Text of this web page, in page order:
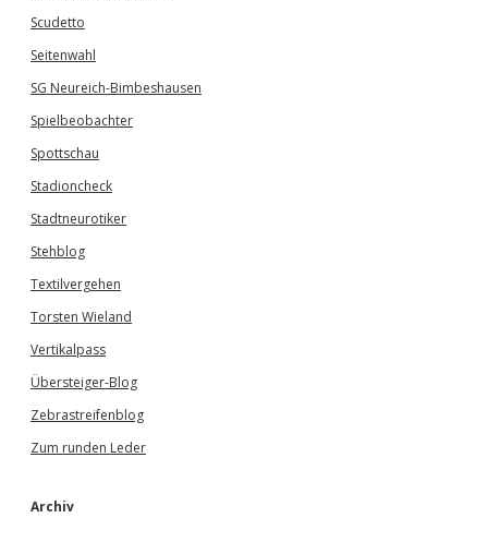
Scudetto
Seitenwahl
SG Neureich-Bimbeshausen
Spielbeobachter
Spottschau
Stadioncheck
Stadtneurotiker
Stehblog
Textilvergehen
Torsten Wieland
Vertikalpass
Übersteiger-Blog
Zebrastreifenblog
Zum runden Leder
Archiv